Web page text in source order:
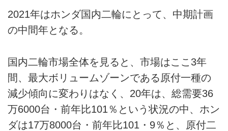
2021年はホンダ国内二輪にとって、中期計画
の中間年となる。
国内二輪市場全体を見ると、市場はここ3年
間、最大ボリュームゾーンである原付一種の
減少傾向に変わりはなく、20年は、総需要36
万6000台・前年比101％という状況の中、ホン
ダは17万8000台・前年比101・9％と、原付二